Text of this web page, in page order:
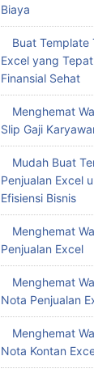
Biaya
Buat Template
Excel yang
Finansial Sehat
Menghemat
Slip Gaji
Mudah Buat
Penjualan Excel
Efisiensi Bisnis
Menghemat
Penjualan Excel
Menghemat
Nota Penjualan
Menghemat
Nota Kontan